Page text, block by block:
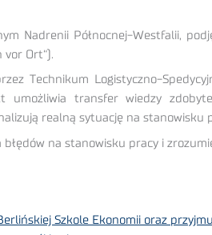
Nadrenii Północnej-Westfalii,
vor Ort“).
Technikum Logistyczno-
umożliwia transfer wiedzy
realną sytuację na stanowisku
na stanowisku pracy i
Szkole Ekonomii oraz